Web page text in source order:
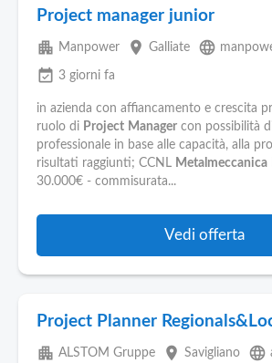
Project manager junior
apartment Manpower place Galliate language
event_available 3 giorni fa
in azienda con affiancamento e crescita
ruolo di Project Manager con possibilità
professionale in base alle capacità, alla
risultati raggiunti; CCNL Metalmeccanica
30.000€ - commisurata...
Vedi offerta
Project Planner
apartment ALSTOM Gruppe place Savigliano language